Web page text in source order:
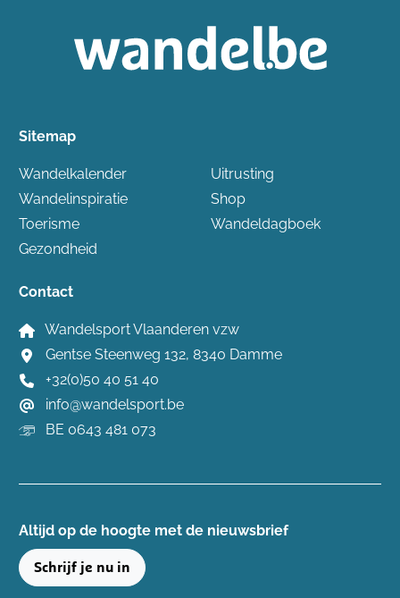
Sitemap
Wandelkalender
Wandelinspiratie
Toerisme
Gezondheid
Uitrusting
Shop
Wandeldagboek
Contact
Wandelsport Vlaanderen vzw
Gentse Steenweg 132, 8340 Damme
+32(0)50 40 51 40
info@wandelsport.be
BE 0643 481 073
Altijd op de hoogte ​met de nieuwsbrief
Schrijf je nu in